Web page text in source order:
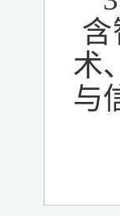
术
与